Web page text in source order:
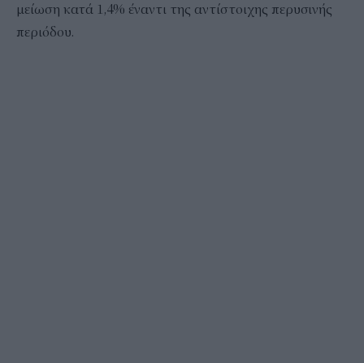
μείωση κατά 1,4% έναντι της αντίστοιχης περυσινής
περιόδου.